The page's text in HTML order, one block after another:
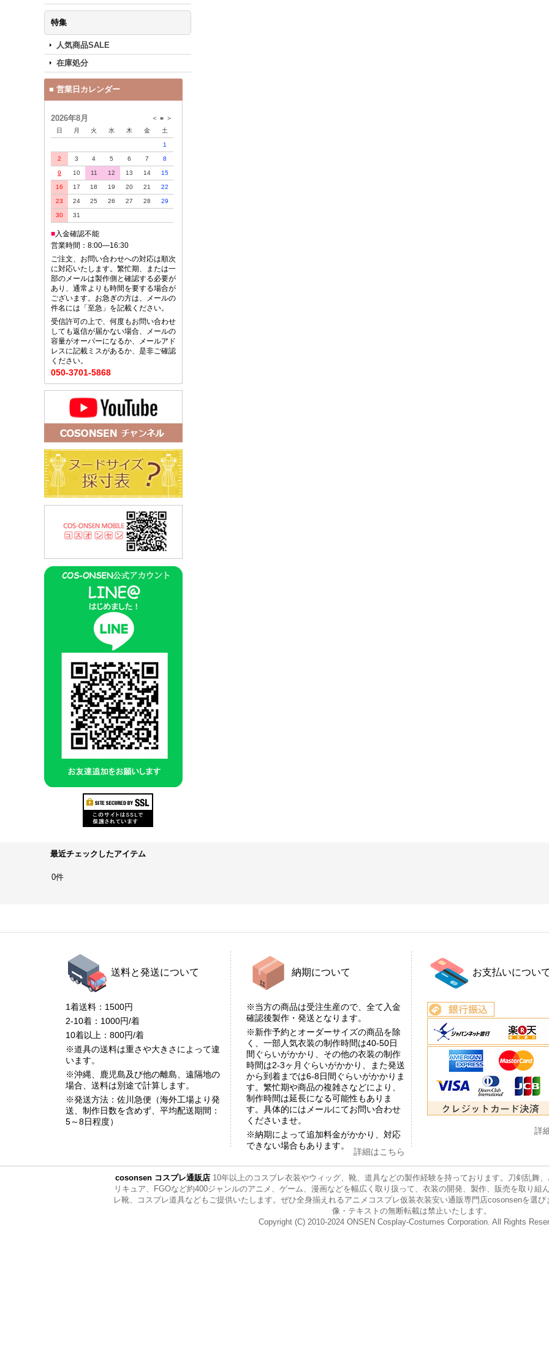
特集
人気商品SALE
在庫処分
■ 営業日カレンダー
＞
■
＜
2026年8月
日 月 火 水 木 金 土
1
2 3 4 5 6 7 8
9 10 11 12 13 14 15
16 17 18 19 20 21 22
23 24 25 26 27 28 29
30 31
■入金確認不能
営業時間：8:00—16:30
ご注文、お問い合わせへの対応は順次
に対応いたします。繁忙期、または一
部のメールは製作側と確認する必要が
あり、通常よりも時間を要する場合が
ございます。お急ぎの方は、メールの
件名には「至急」を記載ください。
受信許可の上で、何度もお問い合わせ
しても返信が届かない場合、メールの
容量がオーバーになるか、メールアド
レスに記載ミスがあるか、是非ご確認
ください。
050-3701-5868
最近チェックしたアイテム
0件
送料と発送について
1着送料：1500円
2-10着：1000円/着
10着以上：800円/着
※道具の送料は重さや大きさによって違
います。
※沖縄、鹿児島及び他の離島、遠隔地の
場合、送料は別途で計算します。
※発送方法：佐川急便（海外工場より発
送、制作日数を含めず、平均配送期間：
5～8日程度）
納期について
※当方の商品は受注生産ので、全て入金
確認後製作・発送となります。
※新作予約とオーダーサイズの商品を除
く、一部人気衣装の制作時間は40-50日
間ぐらいがかかり、その他の衣装の制作
時間は2-3ヶ月ぐらいがかかり、また発送
から到着までは6-8日間ぐらいがかかりま
す。繁忙期や商品の複雑さなどにより、
制作時間は延長になる可能性もありま
す。具体的にはメールにてお問い合わせ
くださいませ。
※納期によって追加料金がかかり、対応
できない場合もあります。
詳細はこちら
お支払いについて
詳
cosonsen コスプレ通販店10年以上のコスプレ衣装やウィッグ、靴、道具などの製作経験を持っております。刀剣乱舞
リキュア、FGOなど約400ジャンルのアニメ、ゲーム、漫画などを幅広く取り扱って、衣装の開発、製作、販売を取り組
レ靴、コスプレ道具などもご提供いたします。ぜひ全身揃えれるアニメコスプレ仮装衣装安い通販専門店cosonsenを選
像・テキストの無断転載は禁止いたします。
Copyright (C) 2010-2024 ONSEN Cosplay-Costumes Corporation. All Rights